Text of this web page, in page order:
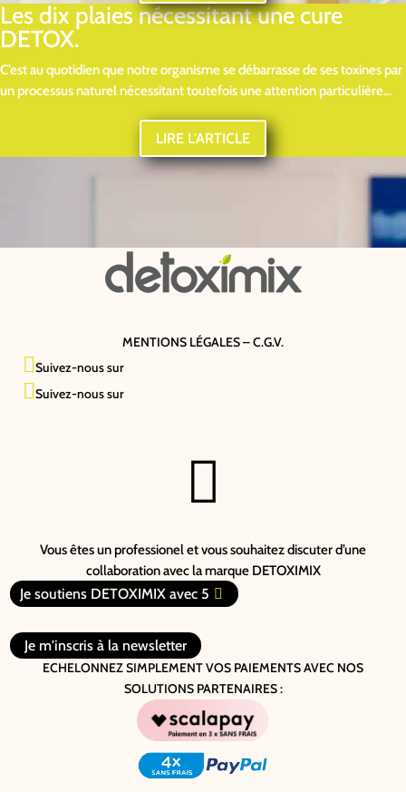
Les dix plaies nécessitant une cure
DETOX.
C’est au quotidien que notre organisme se débarrasse de ses toxines par
un processus naturel nécessitant toutefois une attention particulière...
LIRE L'ARTICLE
MENTIONS LÉGALES – C.G.V.
Suivez-nous sur
Suivez-nous sur

Vous êtes un professionel et vous souhaitez discuter d’une
collaboration avec la marque DETOXIMIX
Je soutiens DETOXIMIX avec 5
Je m'inscris à la newsletter
ECHELONNEZ SIMPLEMENT VOS PAIEMENTS AVEC NOS
SOLUTIONS PARTENAIRES :